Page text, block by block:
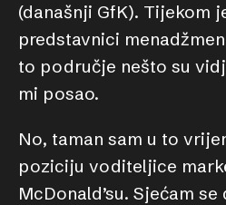
(današnji GfK). Tijekom
predstavnici
to područje nešto su
mi posao.
No, taman sam u to
poziciju voditeljice
McDonald’su. Sjećam